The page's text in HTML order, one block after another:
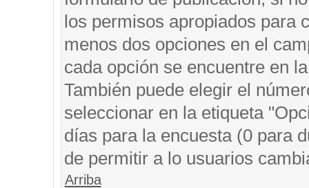
los permisos apropiados para
menos dos opciones en el
cada opción se encuentre en
También puede elegir el
seleccionar en la etiqueta
días para la encuesta (0 para
de permitir a lo usuarios
Arriba